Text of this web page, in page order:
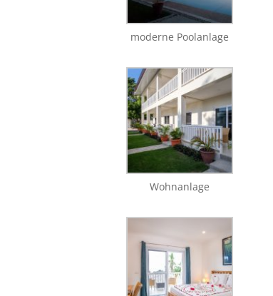
moderne Poolanlage
Wohnanlage